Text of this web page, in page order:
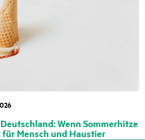
Wenn Sommerhitze
Mensch und Haustier